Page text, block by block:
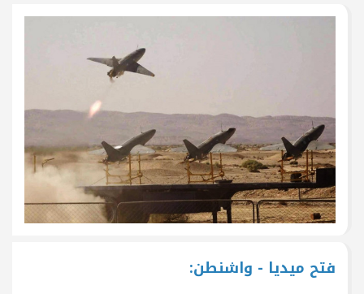
فتح ميديا - واشنطن: